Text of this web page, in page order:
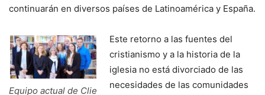
continuarán en diversos países de Latinoamérica y España.
Equipo actual de Clie
Este retorno a las fuentes del
cristianismo y a la historia de la
iglesia no está divorciado de las
necesidades de las comunidades